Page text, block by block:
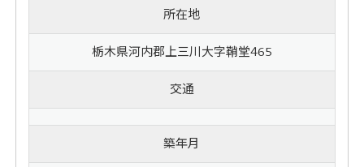
所在地
栃木県河内郡上三川大字鞘堂465
交通
築年月